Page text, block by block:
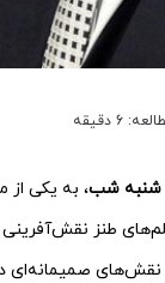
6 دقیقه
شنبه شب، به یکی از
از بهترین فیلم‌های
نقش‌های